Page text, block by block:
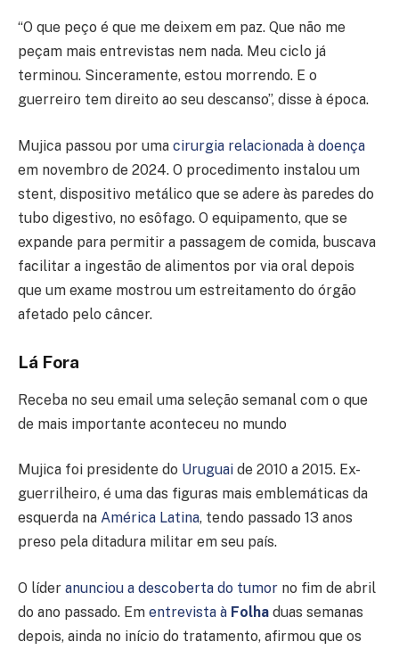
“O que peço é que me deixem em paz. Que não me
peçam mais entrevistas nem nada. Meu ciclo já
terminou. Sinceramente, estou morrendo. E o
guerreiro tem direito ao seu descanso”, disse à época.
Mujica passou por uma cirurgia relacionada à doença
em novembro de 2024. O procedimento instalou um
stent, dispositivo metálico que se adere às paredes do
tubo digestivo, no esôfago. O equipamento, que se
expande para permitir a passagem de comida, buscava
facilitar a ingestão de alimentos por via oral depois
que um exame mostrou um estreitamento do órgão
afetado pelo câncer.
Lá Fora
Receba no seu email uma seleção semanal com o que
de mais importante aconteceu no mundo
Mujica foi presidente do Uruguai de 2010 a 2015. Ex-
guerrilheiro, é uma das figuras mais emblemáticas da
esquerda na América Latina, tendo passado 13 anos
preso pela ditadura militar em seu país.
O líder anunciou a descoberta do tumor no fim de abril
do ano passado. Em entrevista à Folha duas semanas
depois, ainda no início do tratamento, afirmou que os